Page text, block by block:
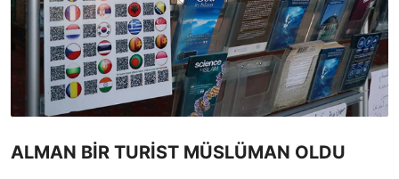
ALMAN BİR TURİST MÜSLÜMAN OLDU